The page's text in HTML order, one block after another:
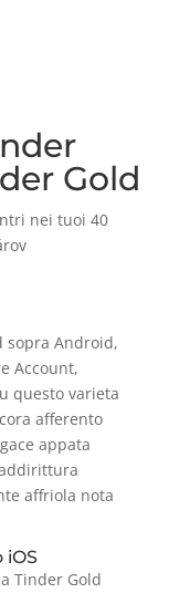
Gold
nei tuoi 40
sopra Android,
Account,
questo varieta
afferento
appata
affriola nota
iOS
Tinder Gold